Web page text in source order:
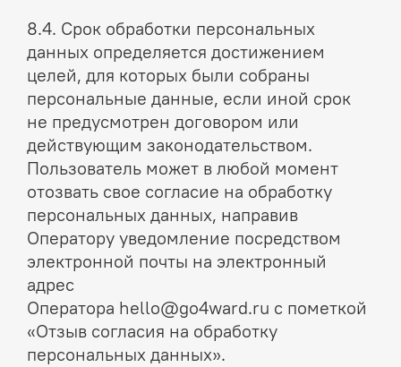
8.4. Срок обработки персональных
данных определяется достижением
целей, для которых были собраны
персональные данные, если иной срок
не предусмотрен договором или
действующим законодательством.
Пользователь может в любой момент
отозвать свое согласие на обработку
персональных данных, направив
Оператору уведомление посредством
электронной почты на электронный
адрес
Оператора hello@go4ward.ru с пометкой
«Отзыв согласия на обработку
персональных данных».